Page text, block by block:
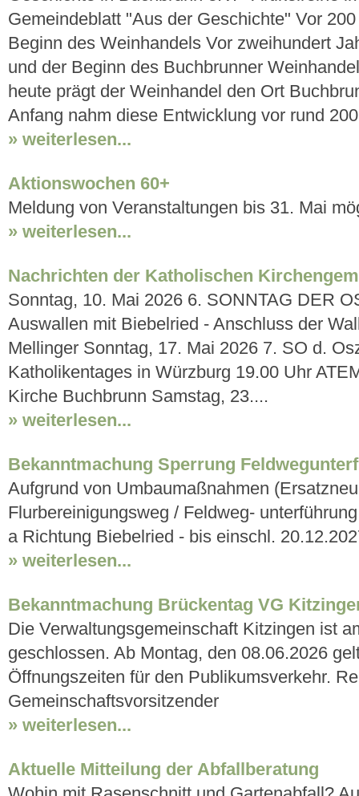
Gemeindeblatt "Aus der Geschichte" Vor
Beginn des Weinhandels Vor zweihundert
und der Beginn des Buchbrunner
heute prägt der Weinhandel den Ort
Anfang nahm diese Entwicklung vor rund
» weiterlesen...
Aktionswochen 60+
Meldung von Veranstaltungen bis 31. Mai
» weiterlesen...
Nachrichten der Katholischen
Sonntag, 10. Mai 2026 6. SONNTAG DER
Auswallen mit Biebelried - Anschluss der
Mellinger Sonntag, 17. Mai 2026 7. SO d.
Katholikentages in Würzburg 19.00 Uhr
Kirche Buchbrunn Samstag, 23....
» weiterlesen...
Bekanntmachung Sperrung
Aufgrund von Umbaumaßnahmen
Flurbereinigungsweg / Feldweg-
a Richtung Biebelried - bis einschl.
» weiterlesen...
Bekanntmachung Brückentag VG
Die Verwaltungsgemeinschaft Kitzingen ist
geschlossen. Ab Montag, den 08.06.2026
Öffnungszeiten für den Publikumsverkehr.
Gemeinschaftsvorsitzender
» weiterlesen...
Aktuelle Mitteilung der Abfallberatung